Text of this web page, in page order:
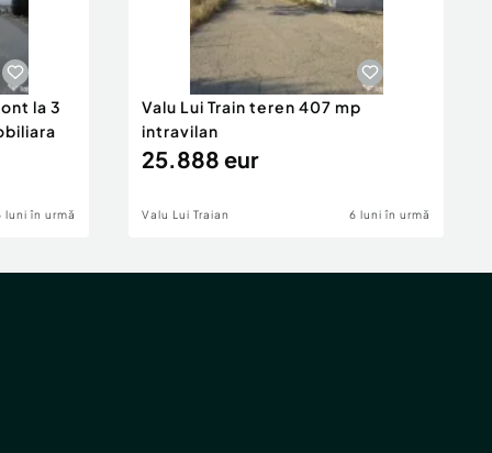
la 3
luni în urmă
Valu Lui Train teren 407 mp
intravilan
25.888 eur
Valu Lui Traian 6 luni în urmă